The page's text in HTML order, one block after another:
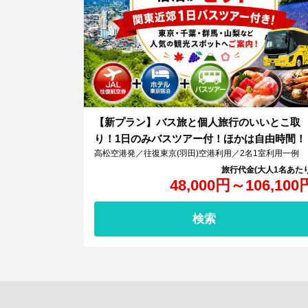
【新プラン】バス旅と個人旅行のいいとこ取
り！1日のみバスツアー付！ほかは自由時間！
48,000円 ～106,100
高松空港発／往復東京(羽田)空港利用／2名1室利用一例
検索